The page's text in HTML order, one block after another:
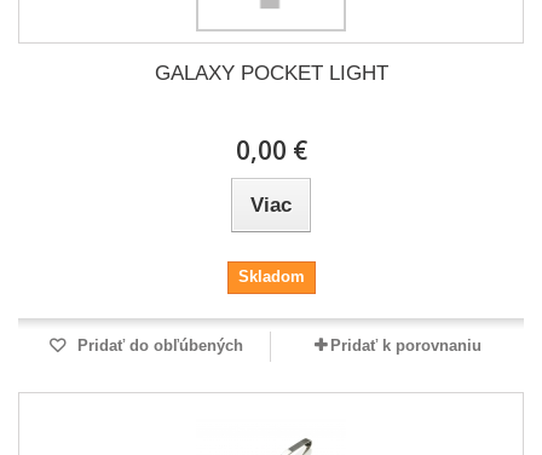
GALAXY POCKET LIGHT
0,00 €
Viac
Skladom
Pridať do obľúbených Pridať k porovnaniu